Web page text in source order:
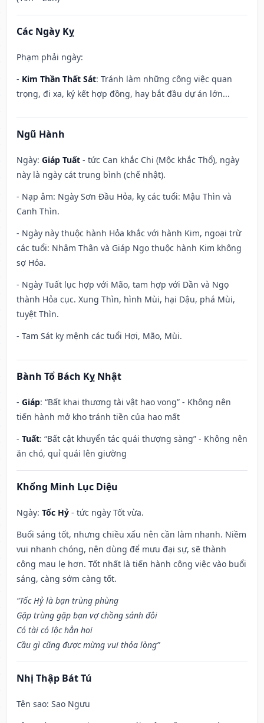
Các Ngày Kỵ
Phạm phải ngày:
- Kim Thần Thất Sát: Tránh làm những công việc quan
trọng, đi xa, ký kết hợp đồng, hay bắt đầu dự án lớn...
Ngũ Hành
Ngày: Giáp Tuất - tức Can khắc Chi (Mộc khắc Thổ), ngày
này là ngày cát trung bình (chế nhật).
- Nạp âm: Ngày Sơn Đầu Hỏa, kỵ các tuổi: Mậu Thìn và
Canh Thìn.
- Ngày này thuộc hành Hỏa khắc với hành Kim, ngoại trừ
các tuổi: Nhâm Thân và Giáp Ngọ thuộc hành Kim không
sợ Hỏa.
- Ngày Tuất lục hợp với Mão, tam hợp với Dần và Ngọ
thành Hỏa cục. Xung Thìn, hình Mùi, hại Dậu, phá Mùi,
tuyệt Thìn.
- Tam Sát kỵ mệnh các tuổi Hợi, Mão, Mùi.
Bành Tổ Bách Kỵ Nhật
- Giáp: “Bất khai thương tài vật hao vong” - Không nên
tiến hành mở kho tránh tiền của hao mất
- Tuất: “Bất cật khuyển tác quái thượng sàng” - Không nên
ăn chó, quỉ quái lên giường
Khổng Minh Lục Diệu
Ngày: Tốc Hỷ - tức ngày Tốt vừa.
Buổi sáng tốt, nhưng chiều xấu nên cần làm nhanh. Niềm
vui nhanh chóng, nên dùng để mưu đại sự, sẽ thành
công mau lẹ hơn. Tốt nhất là tiến hành công việc vào buổi
sáng, càng sớm càng tốt.
“Tốc Hỷ là bạn trùng phùng
Gặp trùng gặp bạn vợ chồng sánh đôi
Có tài có lộc hẳn hoi
Cầu gì cũng được mừng vui thỏa lòng”
Nhị Thập Bát Tú
Tên sao: Sao Ngưu